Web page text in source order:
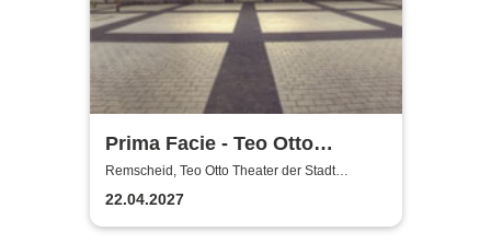
Prima Facie - Teo Otto
Theater
Remscheid, Teo Otto Theater der Stadt
Remscheid
22.04.2027